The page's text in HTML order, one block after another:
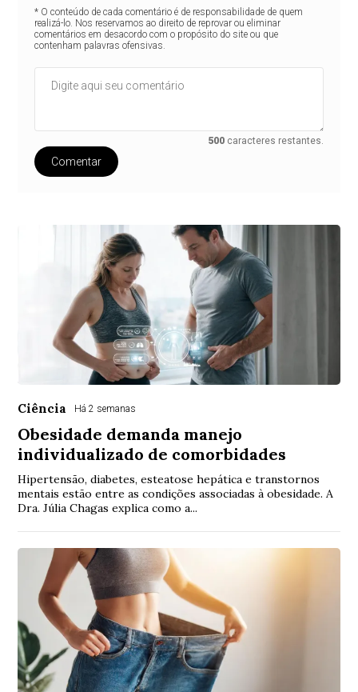
* O conteúdo de cada comentário é de responsabilidade de quem
realizá-lo. Nos reservamos ao direito de reprovar ou eliminar
comentários em desacordo com o propósito do site ou que
contenham palavras ofensivas.
500 caracteres restantes.
Comentar
Ciência Há 2 semanas
Obesidade demanda manejo
individualizado de comorbidades
Hipertensão, diabetes, esteatose hepática e transtornos
mentais estão entre as condições associadas à obesidade. A
Dra. Júlia Chagas explica como a...